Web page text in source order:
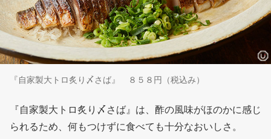
『自家製大トロ炙り〆さば』 ８５８円（税込み）
『自家製大トロ炙り〆さば』は、酢の風味がほのかに感じ
られるため、何もつけずに食べても十分なおいしさ。